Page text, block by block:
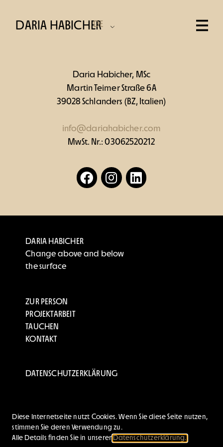
DARIA HABICHER
DE
Daria Habicher, MSc
Martin Teimer Straße 6A
39028 Schlanders (BZ, Italien)
info@dariahabicher.com
MwSt. Nr.: 03062520212
DARIA HABICHER
Change above and below
the surface
ZUR PERSON
PROJEKTARBEIT
TAUCHEN
KONTAKT
DATENSCHUTZERKLÄRUNG
www.dariahabicher.com
© Daria Habicher 2023
Diese Internetseite nutzt Cookies. Wenn Sie diese Seite nutzen,
stimmen Sie deren Verwendung zu.
Alle Details finden Sie in unserer Datenschutzerklärung.